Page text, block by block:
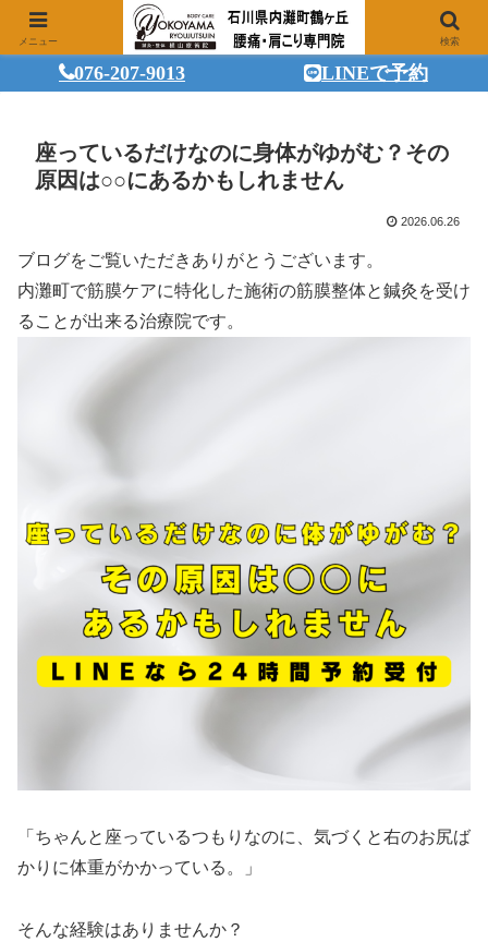
076-207-9013 LINEで予約
座っているだけなのに身体がゆがむ？その
原因は○○にあるかもしれません
2026.06.26
ブログをご覧いただきありがとうございます。
内灘町で筋膜ケアに特化した施術の筋膜整体と鍼灸を受け
ることが出来る治療院です。
「ちゃんと座っているつもりなのに、気づくと右のお尻ば
かりに体重がかかっている。」
そんな経験はありませんか？
メニュー 検索